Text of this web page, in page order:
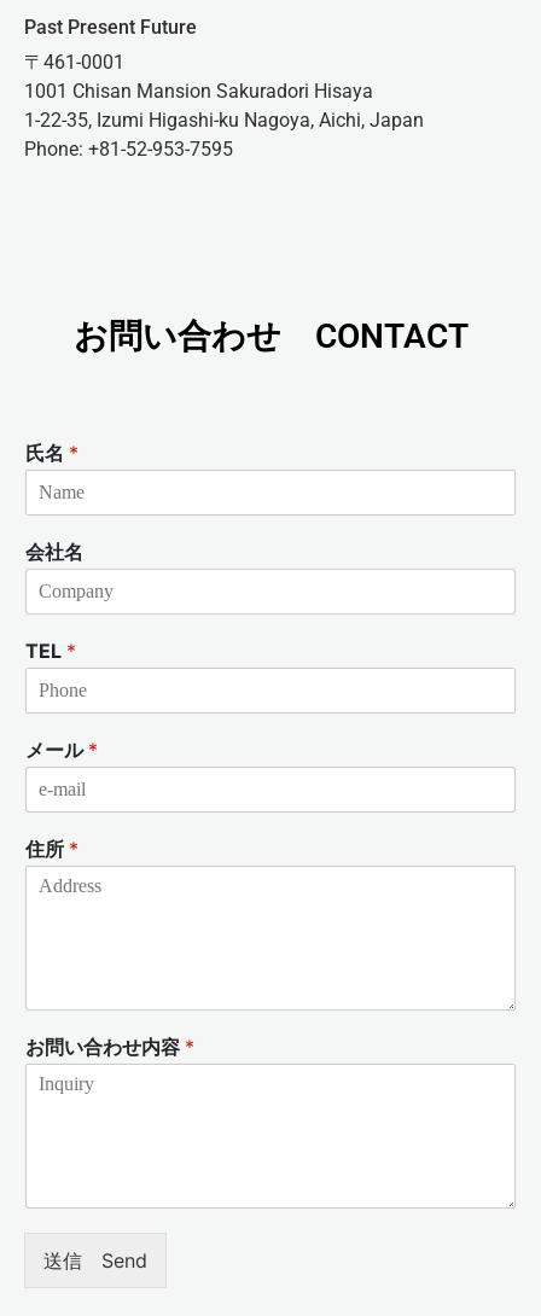
Past Present Future
〒461-0001
1001 Chisan Mansion Sakuradori Hisaya
1-22-35, Izumi Higashi-ku Nagoya, Aichi, Japan
Phone: +81-52-953-7595
お問い合わせ CONTACT
氏名 *
会社名
TEL *
メール *
住所 *
お問い合わせ内容 *
送信 Send